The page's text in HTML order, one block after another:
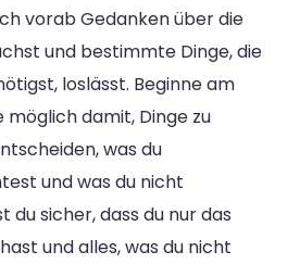
vorab Gedanken über die
und bestimmte Dinge, die
loslässt. Beginne am
möglich damit, Dinge zu
was du
und was du nicht
du sicher, dass du nur das
und alles, was du nicht